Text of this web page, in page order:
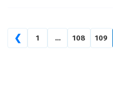
❮ 1 … 108 109